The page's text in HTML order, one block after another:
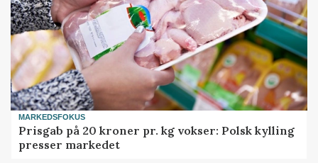
MARKEDSFOKUS
Prisgab på 20 kroner pr. kg vokser: Polsk kylling
presser markedet